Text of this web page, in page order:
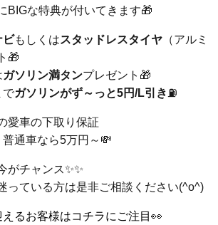
BIGな特典が付いてきます🎁
ビもしくはスタッドレスタイヤ（アルミ
🎁
ガソリン満タンプレゼント🎁
でガソリンがず～っと5円/L引き⛽
愛車の下取り保証
通車なら5万円～💸
がチャンス✨✨
っている方は是非ご相談ください(^o^)
るお客様はコチラにご注目👀